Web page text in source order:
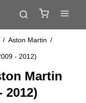
/ Aston Martin /
- 2012)
Martin
2012)